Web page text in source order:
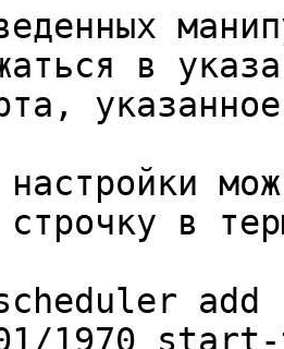
в
строчку в
add
1970